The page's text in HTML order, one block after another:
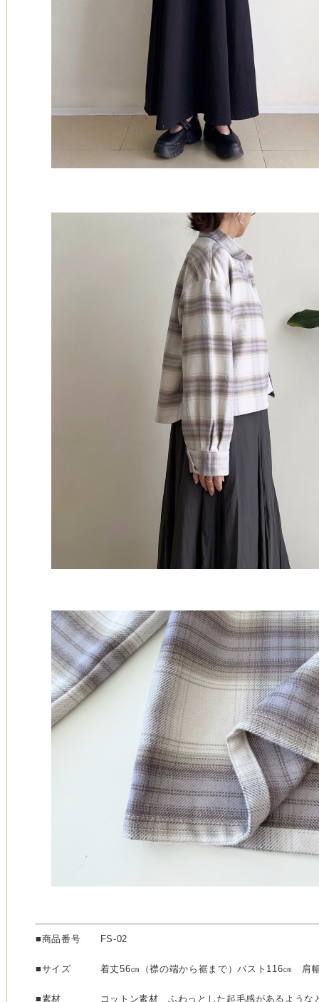
■商品番号 FS-02
■サイズ 着丈56㎝（襟の端から裾まで）バスト116㎝ 肩
■素材 コットン素材 ふわっとした起毛感があるような